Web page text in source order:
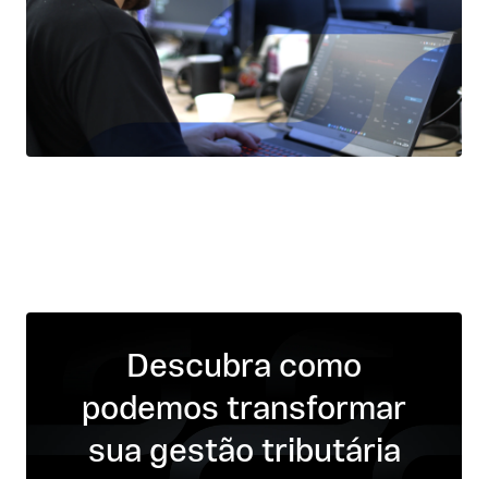
Descubra como
podemos transformar
sua gestão tributária